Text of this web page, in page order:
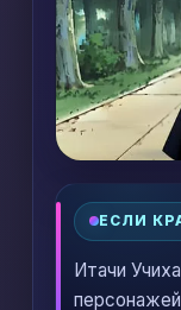
ЕСЛИ
Итачи